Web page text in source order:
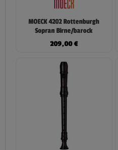
MOECK 4202 Rottenburgh
Sopran Birne/barock
209,00€